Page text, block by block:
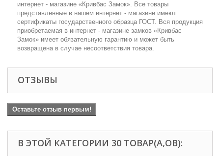
интернет - магазине «Кривбас Замок». Все товары
представленные в нашем интернет - магазине имеют
сертификаты государственного образца ГОСТ. Вся продукция
приобретаемая в интернет - магазине замков «Кривбас
Замок» имеет обязательную гарантию и может быть
возвращена в случае несоответствия товара.
ОТЗЫВЫ
Оставьте отзыв первым!
В ЭТОЙ КАТЕГОРИИ 30 ТОВАР(А,ОВ):